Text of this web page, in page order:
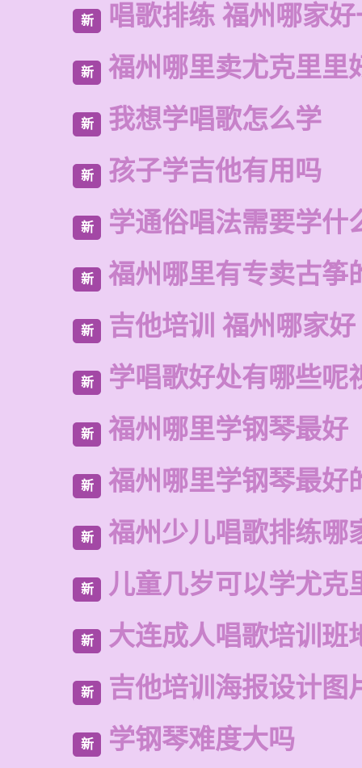
新 唱歌排练 福州哪家
新 福州哪里卖尤克里里
新 我想学唱歌怎么学
新 孩子学吉他有用吗
新 学通俗唱法需要学什
新 福州哪里有专卖古筝
新 吉他培训 福州哪家好
新 学唱歌好处有哪些呢
新 福州哪里学钢琴最好
新 福州哪里学钢琴最好
新 福州少儿唱歌排练哪
新 儿童几岁可以学尤克
新 大连成人唱歌培训班
新 吉他培训海报设计图
新 学钢琴难度大吗